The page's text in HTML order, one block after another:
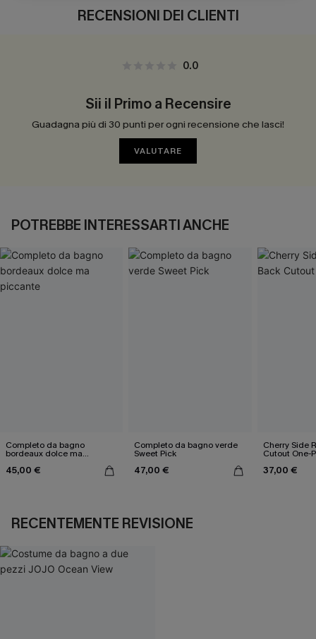
RECENSIONI DEI CLIENTI
0.0
Sii il Primo a Recensire
Guadagna più di 30 punti per ogni recensione che lasci!
VALUTARE
POTREBBE INTERESSARTI ANCHE
Completo da bagno
bordeaux dolce ma
45,00 €
Completo da bagno verde
Sweet Pick
47,00 €
Cherry Side
Cutout One-
37,00 €
RECENTEMENTE REVISIONE